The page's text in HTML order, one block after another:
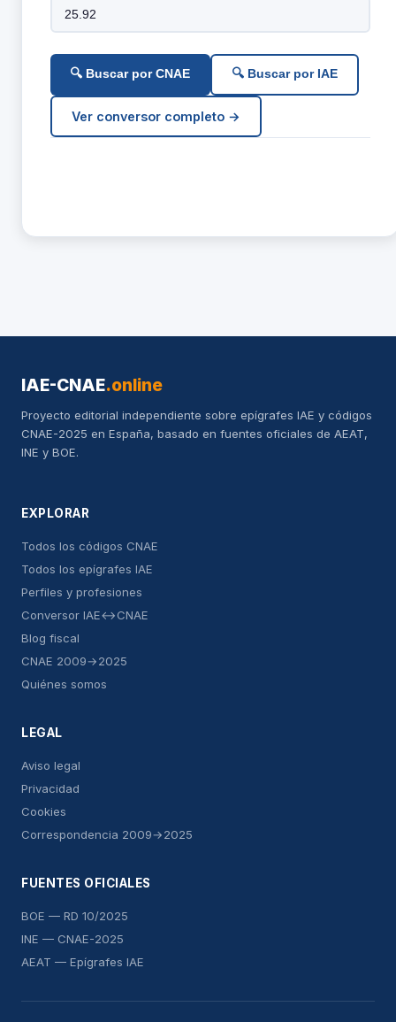
🔍 Buscar por CNAE 🔍 Buscar por IAE
Ver conversor completo →
IAE-CNAE.online
Proyecto editorial independiente sobre epígrafes IAE y códigos
CNAE-2025 en España, basado en fuentes oficiales de AEAT,
INE y BOE.
EXPLORAR
Todos los códigos CNAE
Todos los epígrafes IAE
Perfiles y profesiones
Conversor IAE↔CNAE
Blog fiscal
CNAE 2009→2025
Quiénes somos
LEGAL
Aviso legal
Privacidad
Cookies
Correspondencia 2009→2025
FUENTES OFICIALES
BOE — RD 10/2025
INE — CNAE-2025
AEAT — Epígrafes IAE